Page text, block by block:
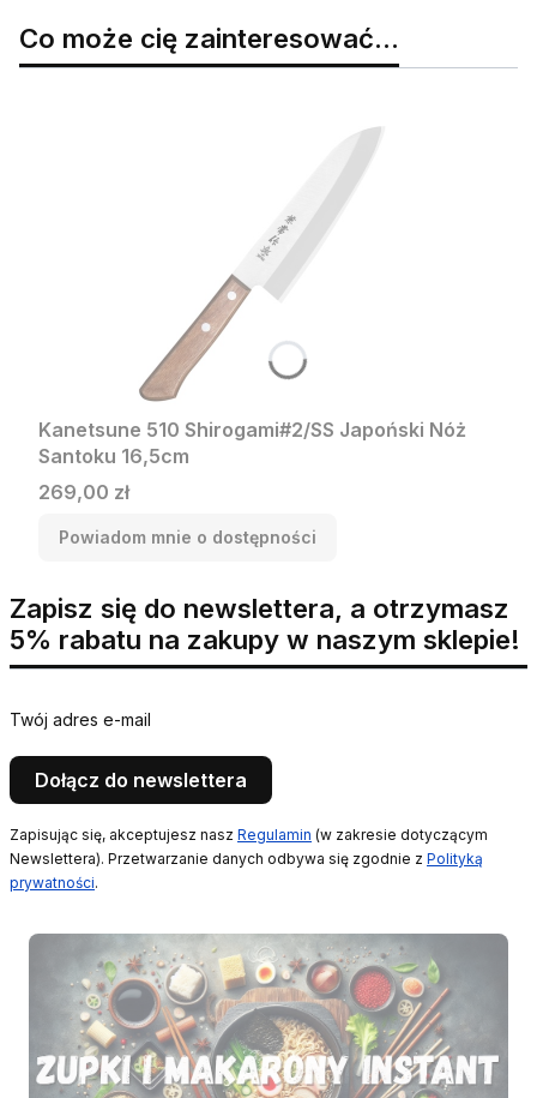
Co może cię zainteresować...
Kanetsune 510 Shirogami#2/SS Japoński Nóż
Santoku 16,5cm
Cena
269,00 zł
Powiadom mnie o dostępności
Zapisz się do newslettera, a otrzymasz
5% rabatu na zakupy w naszym sklepie!
Twój adres e-mail
Dołącz do newslettera
Zapisując się, akceptujesz nasz Regulamin (w zakresie dotyczącym
Newslettera). Przetwarzanie danych odbywa się zgodnie z Polityką
prywatności.